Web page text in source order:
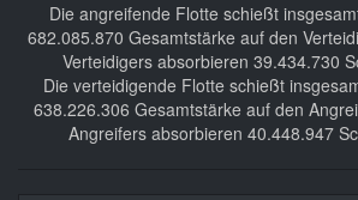
Die angreifende Flotte schießt
682.085.870 Gesamtstärke auf den
Verteidigers absorbieren 39.434.730
Die verteidigende Flotte schießt
638.226.306 Gesamtstärke auf den
Angreifers absorbieren 40.448.947